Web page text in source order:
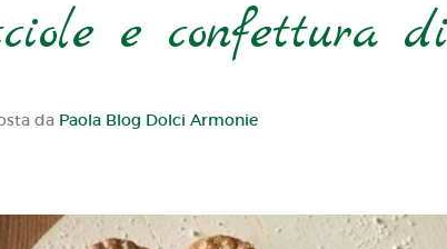
e confettura
da Paola Blog Dolci Armonie